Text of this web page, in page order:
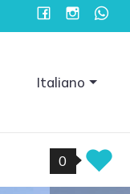
Italiano
0